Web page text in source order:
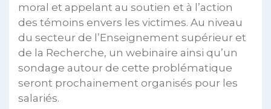
moral et appelant au soutien et à l’action
des témoins envers les victimes. Au niveau
du secteur de l’Enseignement supérieur et
de la Recherche, un webinaire ainsi qu’un
sondage autour de cette problématique
seront prochainement organisés pour les
salariés.